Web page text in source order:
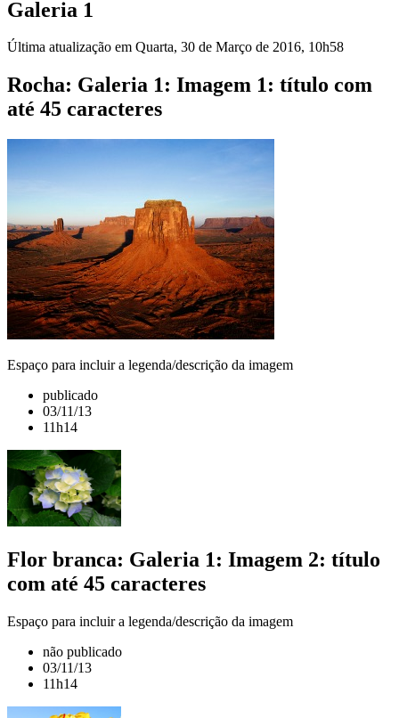
Galeria 1
Última atualização em Quarta, 30 de Março de 2016, 10h58
Rocha: Galeria 1: Imagem 1: título com
até 45 caracteres
Espaço para incluir a legenda/descrição da imagem
publicado
03/11/13
11h14
Flor branca: Galeria 1: Imagem 2: título
com até 45 caracteres
Espaço para incluir a legenda/descrição da imagem
não publicado
03/11/13
11h14